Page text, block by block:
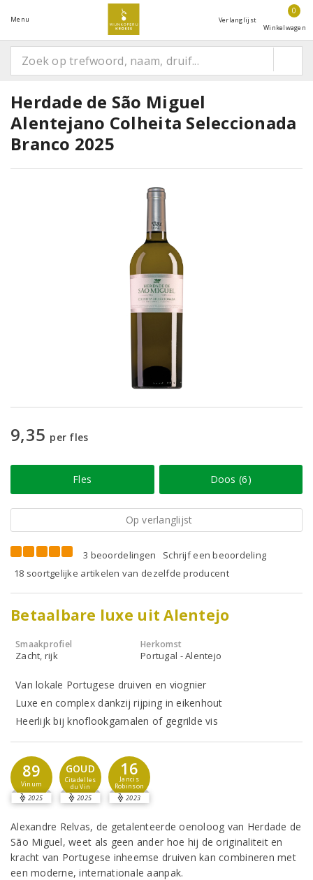
Menu Verlanglijst
0
Winkelwagen
Herdade de São Miguel
Alentejano Colheita Seleccionada
Branco 2025
9,35 per fles
Fles Doos (6)
Op verlanglijst
3 beoordelingen
Schrijf een beoordeling
18 soortgelijke artikelen van dezelfde producent
Betaalbare luxe uit Alentejo
Smaakprofiel
Zacht, rijk
Herkomst
Portugal - Alentejo
Van lokale Portugese druiven en viognier
Luxe en complex dankzij rijping in eikenhout
Heerlijk bij knoflookgarnalen of gegrilde vis
89
Vinum
2025
GOUD
Citadelles
du Vin
2025
16
Jancis
Robinson
2023
Alexandre Relvas, de getalenteerde oenoloog van Herdade de
São Miguel, weet als geen ander hoe hij de originaliteit en
kracht van Portugese inheemse druiven kan combineren met
een moderne, internationale aanpak.